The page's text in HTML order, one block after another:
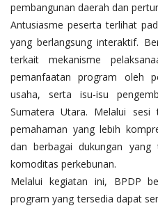
pembangunan daerah dan
Antusiasme peserta terlihat
yang berlangsung interaktif.
terkait mekanisme
pemanfaatan program oleh
usaha, serta isu-isu
Sumatera Utara. Melalui sesi
pemahaman yang lebih
dan berbagai dukungan yang
komoditas perkebunan.
Melalui kegiatan ini, BPDP
program yang tersedia dapat